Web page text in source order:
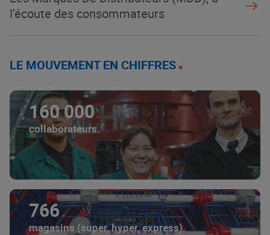
l’écoute des consommateurs
LE MOUVEMENT EN CHIFFRES
160 000
collaborateurs.
766
magasins (super, hyper, express).